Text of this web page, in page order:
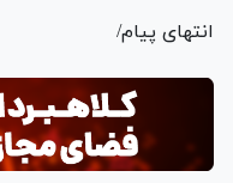
انتهای پیام/